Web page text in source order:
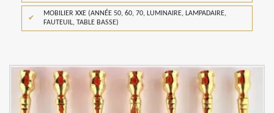
MOBILIER XXE (ANNÉE 50, 60, 70, LUMINAIRE, LAMPADAIRE,
FAUTEUIL, TABLE BASSE)